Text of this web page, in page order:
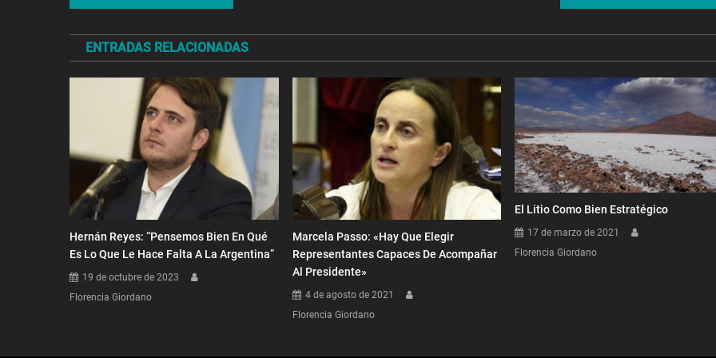
de
entradas
ENTRADAS RELACIONADAS
Hernán Reyes: “Pensemos Bien En Qué
Es Lo Que Le Hace Falta A La Argentina”
19 de octubre de 2023
Florencia Giordano
Marcela Passo: «Hay Que Elegir
Representantes Capaces De Acompañar
Al Presidente»
4 de agosto de 2021
Florencia Giordano
El Litio Como Bien Estratégico
17 de marzo de 2021
Florencia Giordano